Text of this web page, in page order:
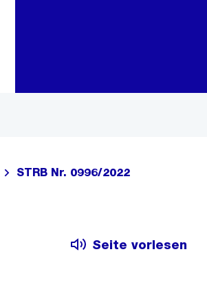
STRB Nr. 0996/2022
Seite vorlesen